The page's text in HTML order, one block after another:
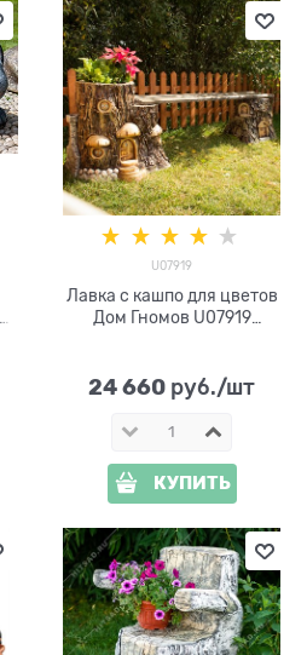
U07919
Лавка с кашпо для цветов
Дом Гномов U07919
24 660 руб./шт
КУПИТЬ